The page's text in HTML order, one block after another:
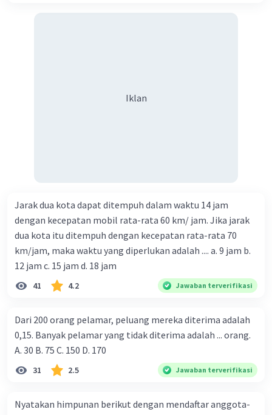
Iklan
Jarak dua kota dapat ditempuh dalam waktu 14 jam
dengan kecepatan mobil rata-rata 60 km/ jam. Jika jarak
dua kota itu ditempuh dengan kecepatan rata-rata 70
km/jam, maka waktu yang diperlukan adalah .... a. 9 jam b.
12 jam c. 15 jam d. 18 jam
41 4.2 Jawaban terverifikasi
Dari 200 orang pelamar, peluang mereka diterima adalah
0,15. Banyak pelamar yang tidak diterima adalah ... orang.
A. 30 B. 75 C. 150 D. 170
31 2.5 Jawaban terverifikasi
Nyatakan himpunan berikut dengan mendaftar anggota-